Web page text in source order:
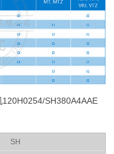
SH380A4AAE
SH